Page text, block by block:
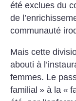
été exclues du
de
communauté
Mais cette
abouti à
femmes. Le
familial » à la «